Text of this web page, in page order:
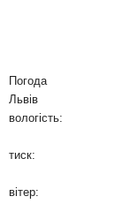
Погода
Львів
вологість:
тиск:
вітер: